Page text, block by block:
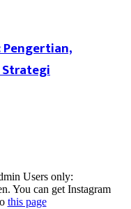
Pengertian,
Strategi
Users only:
You can get Instagram
this page